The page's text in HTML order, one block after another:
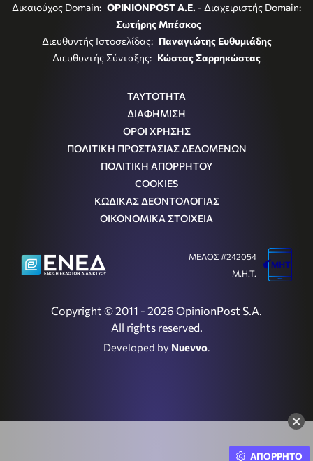
×
Δικαιούχος Domain: OPINIONPOST A.E. - Διαχειριστής Domain:
Σωτήρης Μπέσκος
Διευθυντής Ιστοσελίδας: Παναγιώτης Ευθυμιάδης
Διευθυντής Σύνταξης: Κώστας Σαρρηκώστας
ΤΑΥΤΟΤΗΤΑ
ΔΙΑΦΗΜΙΣΗ
ΟΡΟΙ ΧΡΗΣΗΣ
ΠΟΛΙΤΙΚΗ ΠΡΟΣΤΑΣΙΑΣ ΔΕΔΟΜΕΝΩΝ
ΠΟΛΙΤΙΚΗ ΑΠΟΡΡΗΤΟΥ
COOKIES
ΚΩΔΙΚΑΣ ΔΕΟΝΤΟΛΟΓΙΑΣ
ΟΙΚΟΝΟΜΙΚΑ ΣΤΟΙΧΕΙΑ
Copyright © 2011 - 2026 OpinionPost S.A.
All rights reserved.
Developed by Nuevvo.
ΜΕΛΟΣ #242054
Μ.Η.Τ.
ΑΠΟΡΡΗΤΟ